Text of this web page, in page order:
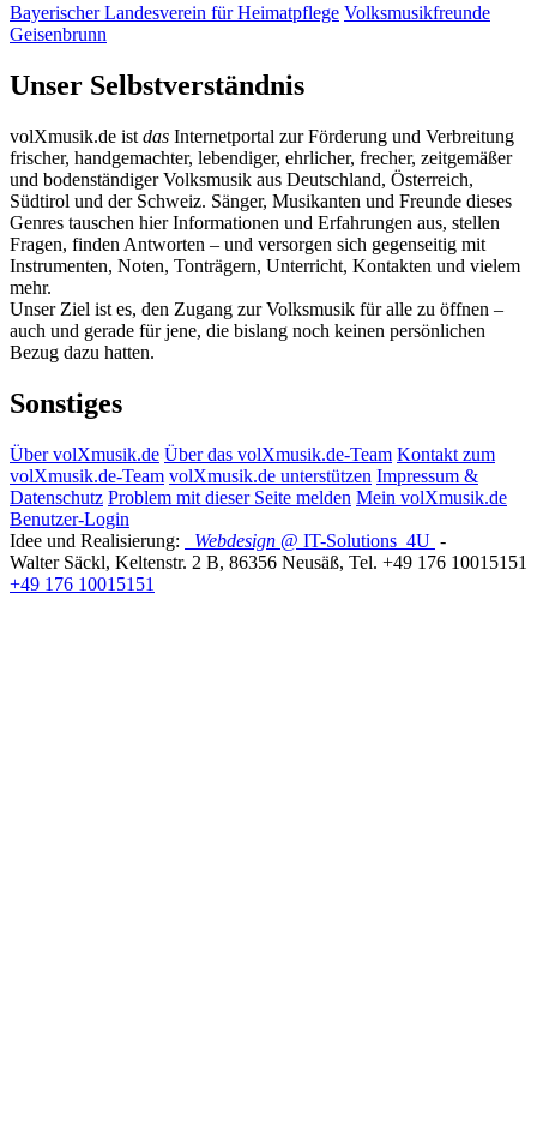
Bayerischer Landesverein für Heimatpflege Volksmusikfreunde
Geisenbrunn
Unser Selbstverständnis
volXmusik.de ist das Internetportal zur Förderung und Verbreitung
frischer, handgemachter, lebendiger, ehrlicher, frecher, zeitgemäßer
und bodenständiger Volksmusik aus Deutschland, Österreich,
Südtirol und der Schweiz. Sänger, Musikanten und Freunde dieses
Genres tauschen hier Informationen und Erfahrungen aus, stellen
Fragen, finden Antworten – und versorgen sich gegenseitig mit
Instrumenten, Noten, Tonträgern, Unterricht, Kontakten und vielem
mehr.
Unser Ziel ist es, den Zugang zur Volksmusik für alle zu öffnen –
auch und gerade für jene, die bislang noch keinen persönlichen
Bezug dazu hatten.
Sonstiges
Über volXmusik.de Über das volXmusik.de-Team Kontakt zum
volXmusik.de-Team volXmusik.de unterstützen Impressum &
Datenschutz Problem mit dieser Seite melden Mein volXmusik.de
Benutzer-Login
Idee und Realisierung:
Webdesign @ IT-Solutions 4U -
Walter Säckl, Keltenstr. 2 B, 86356 Neusäß, Tel. +49 176 10015151
+49 176 10015151